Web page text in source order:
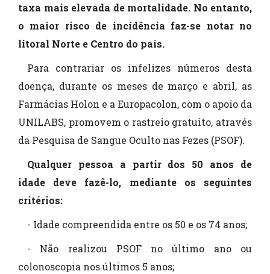
taxa mais elevada de mortalidade. No entanto,
o maior risco de incidência faz-se notar no
litoral Norte e Centro do país.
Para contrariar os infelizes números desta
doença, durante os meses de março e abril, as
Farmácias Holon e a Europacolon, com o apoio da
UNILABS, promovem o rastreio gratuito, através
da Pesquisa de Sangue Oculto nas Fezes (PSOF).
Qualquer pessoa a partir dos 50 anos de
idade deve fazê-lo, mediante os seguintes
critérios:
- Idade compreendida entre os 50 e os 74 anos;
- Não realizou PSOF no último ano ou
colonoscopia nos últimos 5 anos;